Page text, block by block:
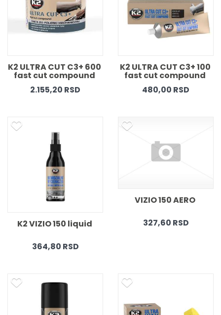
K2 ULTRA CUT C3+ 600
fast cut compound
2.155,20 RSD
K2 ULTRA CUT C3+ 100
fast cut compound
480,00 RSD
K2 VIZIO 150 liquid
364,80 RSD
VIZIO 150 AERO
327,60 RSD